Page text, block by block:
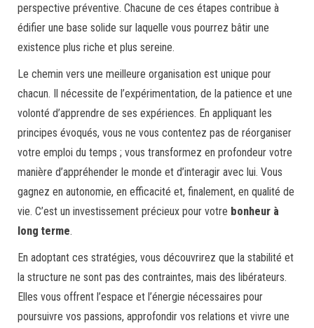
perspective préventive. Chacune de ces étapes contribue à
édifier une base solide sur laquelle vous pourrez bâtir une
existence plus riche et plus sereine.
Le chemin vers une meilleure organisation est unique pour
chacun. Il nécessite de l’expérimentation, de la patience et une
volonté d’apprendre de ses expériences. En appliquant les
principes évoqués, vous ne vous contentez pas de réorganiser
votre emploi du temps ; vous transformez en profondeur votre
manière d’appréhender le monde et d’interagir avec lui. Vous
gagnez en autonomie, en efficacité et, finalement, en qualité de
vie. C’est un investissement précieux pour votre bonheur à
long terme.
En adoptant ces stratégies, vous découvrirez que la stabilité et
la structure ne sont pas des contraintes, mais des libérateurs.
Elles vous offrent l’espace et l’énergie nécessaires pour
poursuivre vos passions, approfondir vos relations et vivre une